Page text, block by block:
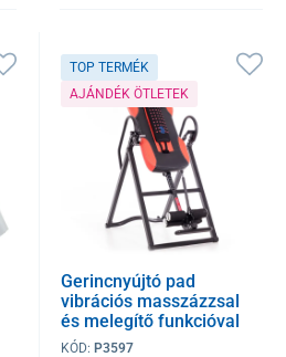
TOP TERMÉK
AJÁNDÉK ÖTLETEK
Gerincnyújtó pad
vibrációs masszázzsal
és melegítő funkcióval
KÓD:P3597